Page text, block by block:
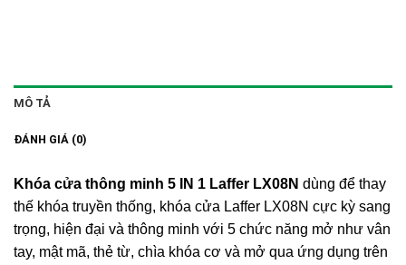
MÔ TẢ
ĐÁNH GIÁ (0)
Khóa cửa thông minh 5 IN 1 Laffer LX08N dùng để thay
thế khóa truyền thống, khóa cửa Laffer LX08N cực kỳ sang
trọng, hiện đại và thông minh với 5 chức năng mở như vân
tay, mật mã, thẻ từ, chìa khóa cơ và mở qua ứng dụng trên